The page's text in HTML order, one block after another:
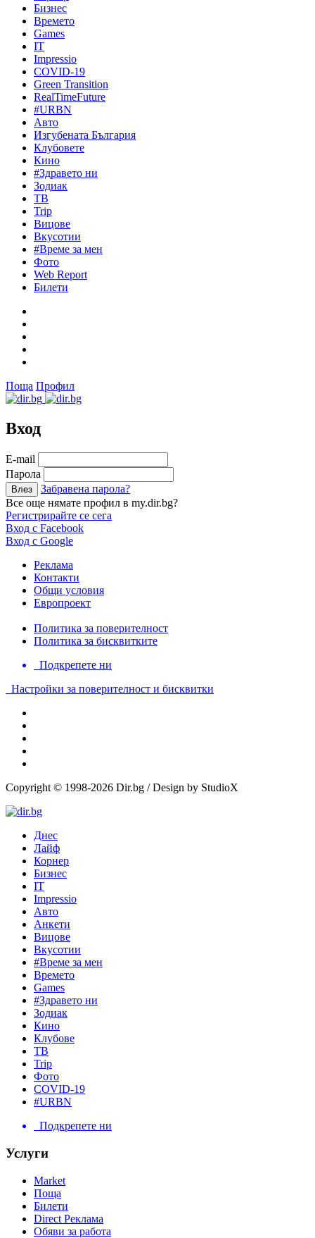
Бизнес
Времето
Games
IT
Impressio
COVID-19
Green Transition
RealTimeFuture
#URBN
Авто
Изгубената България
Клубовете
Кино
#Здравето ни
Зодиак
ТВ
Trip
Вицове
Вкусотии
#Време за мен
Фото
Web Report
Билети
Поща Профил
Вход
Е-mail
Парола
Забравена парола?
Все още нямате профил в my.dir.bg?
Регистрирайте се сега
Вход с Facebook
Вход с Google
Реклама
Контакти
Общи условия
Европроект
Политика за поверителност
Политика за бисквитките
Подкрепете ни
Настройки за поверителност и бисквитки
Copyright © 1998-2026 Dir.bg / Design by StudioX
Днес
Лайф
Корнер
Бизнес
IT
Impressio
Авто
Анкети
Вицове
Вкусотии
#Време за мен
Времето
Games
#Здравето ни
Зодиак
Кино
Клубове
ТВ
Trip
Фото
COVID-19
#URBN
Подкрепете ни
Услуги
Market
Поща
Билети
Direct Реклама
Обяви за работа